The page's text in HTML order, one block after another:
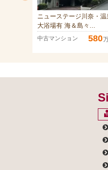
ニューステージ川奈・温
大浴場有 海＆島々...
中古マンション 580